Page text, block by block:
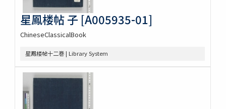
星鳳楼帖 子 [A005935-01]
ChineseClassicalBook
星鳳楼帖十二巻 | Library System